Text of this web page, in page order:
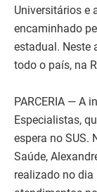
Universitários e
encaminhado
estadual. Neste
todo o país, na
PARCERIA — A
Especialistas,
espera no SUS.
Saúde,
realizado no